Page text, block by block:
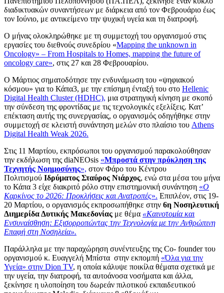
διαδικτυακών συναντήσεων με διάρκεια από τον Φεβρουάριο έως
τον Ιούνιο, με αντικείμενο την ψυχική υγεία και τη διατροφή.
Ο μήνας ολοκληρώθηκε με τη συμμετοχή του οργανισμού στις
εργασίες του διεθνούς συνεδρίου «Mapping the unknown in
Oncology» – From Hospitals to Homes, mapping the future of
oncology care», στις 27 και 28 Φεβρουαρίου.
Ο Μάρτιος σηματοδότησε την ενδυνάμωση του «ψηφιακού
κόσμου» για το Κάπα3, με την επίσημη ένταξή του στο Hellenic
Digital Health Cluster (HDHC), μια στρατηγική κίνηση με σκοπό
την σύνδεση της φροντίδας με τις τεχνολογικές εξελίξεις. Κατ’
επέκταση αυτής της συνεργασίας, ο οργανισμός οδηγήθηκε στην
συμμετοχή σε κλειστή συνάντηση μελών στο πλαίσιο του Athens
Digital Health Weak 2026.
Στις 11 Μαρτίου, εκπρόσωποι του οργανισμού παρακολούθησαν
την εκδήλωση της diaNEOsis «Μπροστά στην πρόκληση της
Τεχνητής Νοημοσύνης», στον Φάρο του Κέντρου
Πολιτισμού Ιδρύματος Σταύρος Νιάρχος, ενώ στα μέσα του μήνα
το Κάπα 3 είχε διακριτό ρόλο στην επιστημονική συνάντηση «Ο
Καρκίνος το 2026: Προκλήσεις και Ανατροπές». Επιπλέον, στις 19-
20 Μαρτίου, ο οργανισμός εκπροσωπήθηκε στην 6η Νοσηλευτική
Διημερίδα Δυτικής Μακεδονίας με θέμα «Καινοτομία και
Ενσυναίσθηση: Εξισορροπώντας την Τεχνολογία με την Ανθρώπινη
Επαφή στη Νοσηλεία».
Παράλληλα με την παραχώρηση συνέντευξης της Co- founder του
οργανισμού κ. Ευαγγελή Μπίστα στην εκπομπή «Όλα για την
Υγεία» στην Dion TV, η οποία κάλυψε ποικίλα θέματα σχετικά με
την υγεία, την διατροφή, τα αυτοάνοσα νοσήματα και άλλα,
ξεκίνησε η υλοποίηση του δωρεάν πιλοτικού εκπαιδευτικού